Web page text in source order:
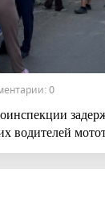
0
водителей